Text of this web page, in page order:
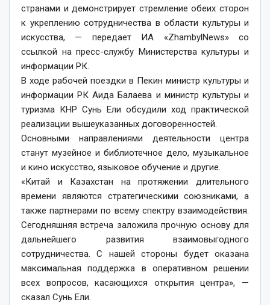
странами и демонстрирует стремление обеих сторон
к укреплению сотрудничества в области культуры и
искусства, — передает ИА «ZhambylNews» со
ссылкой на пресс-службу Министерства культуры и
информации РК.
В ходе рабочей поездки в Пекин министр культуры и
информации РК Аида Балаева и министр культуры и
туризма КНР Сунь Ели обсудили ход практической
реализации вышеуказанных договоренностей.
Основными направлениями деятельности центра
станут музейное и библиотечное дело, музыкальное
и кино искусство, языковое обучение и другие.
«Китай и Казахстан на протяжении длительного
времени являются стратегическими союзниками, а
также партнерами по всему спектру взаимодействия.
Сегодняшняя встреча заложила прочную основу для
дальнейшего развития взаимовыгодного
сотрудничества. С нашей стороны будет оказана
максимальная поддержка в оперативном решении
всех вопросов, касающихся открытия центра», —
сказал Сунь Ели.